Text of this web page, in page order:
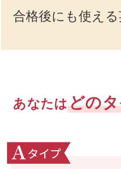
合格後にも使える
あなたはどの